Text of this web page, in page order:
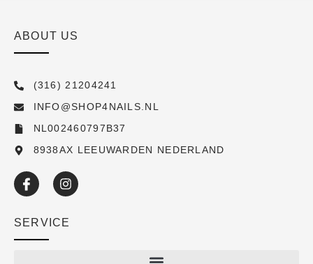
ABOUT US
(316) 21204241
INFO@SHOP4NAILS.NL
NL002460797B37
8938AX LEEUWARDEN NEDERLAND
SERVICE